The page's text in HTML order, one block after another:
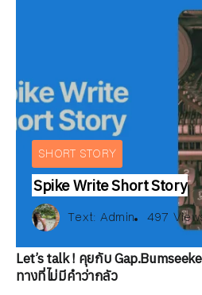
ณัฐพงษ์ วิมลรัตน์ 168 Views
Multi Authors 500 Views
SHORT STORY
Spike Write Short Story
Text: Admin 497
BOOKS
Text: วัล
Text: สม
176 Views
ARTICLE
Text: ณัฐ
INTERVIEW
Text:
Let’s talk ! คุยกับ
ทางที่ไม่มีคำว่ากลัว